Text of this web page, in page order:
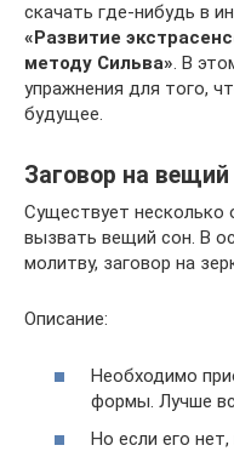
скачать где-нибудь в
«Развитие
методу Сильва». В
упражнения для того,
будущее.
Заговор на
Существует несколько
вызвать вещий сон. В
молитву, заговор на
Описание:
Необходимо
формы. Лучше
Но если его